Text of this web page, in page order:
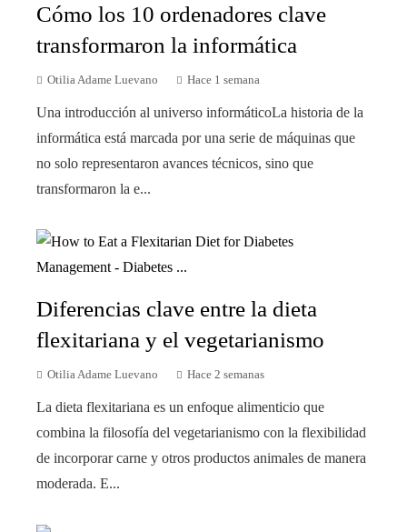
Cómo los 10 ordenadores clave
transformaron la informática
Otilia Adame Luevano Hace 1 semana
Una introducción al universo informáticoLa historia de la
informática está marcada por una serie de máquinas que
no solo representaron avances técnicos, sino que
transformaron la e...
Diferencias clave entre la dieta
flexitariana y el vegetarianismo
Otilia Adame Luevano Hace 2 semanas
La dieta flexitariana es un enfoque alimenticio que
combina la filosofía del vegetarianismo con la flexibilidad
de incorporar carne y otros productos animales de manera
moderada. E...